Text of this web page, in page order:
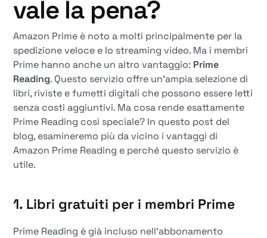
vale la pena?
Amazon Prime è noto a molti principalmente per la
spedizione veloce e lo streaming video. Ma i membri
Prime hanno anche un altro vantaggio: Prime
Reading. Questo servizio offre un'ampia selezione di
libri, riviste e fumetti digitali che possono essere letti
senza costi aggiuntivi. Ma cosa rende esattamente
Prime Reading così speciale? In questo post del
blog, esamineremo più da vicino i vantaggi di
Amazon Prime Reading e perché questo servizio è
utile.
1. Libri gratuiti per i membri Prime
Prime Reading è già incluso nell'abbonamento